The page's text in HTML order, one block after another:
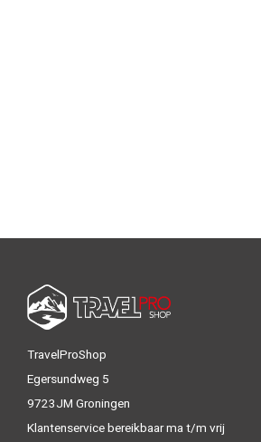
TravelProShop
Egersundweg 5
9723JM Groningen
Klantenservice bereikbaar ma t/m vrij